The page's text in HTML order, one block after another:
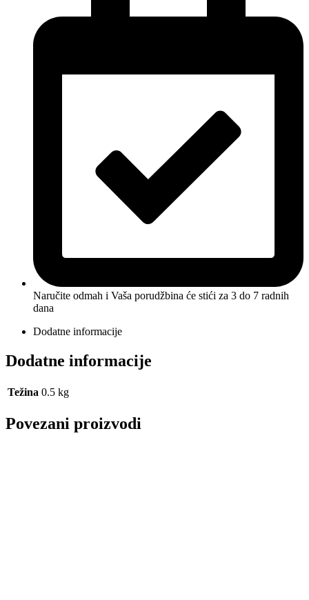
Naručite odmah i Vaša porudžbina će stići za 3 do 7 radnih
dana
Dodatne informacije
Dodatne informacije
Težina 0.5 kg
Povezani proizvodi